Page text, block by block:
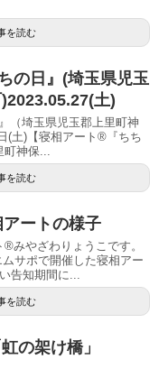
を読む
の日』(埼玉県児玉
土)
（埼玉県児玉郡上里町神
(土)【寝相アート®︎『ちち
町神保...
を読む
ートの様子
みやざわりょうこです。
サポで開催した寝相アー
告知期間に...
を読む
の架け橋」